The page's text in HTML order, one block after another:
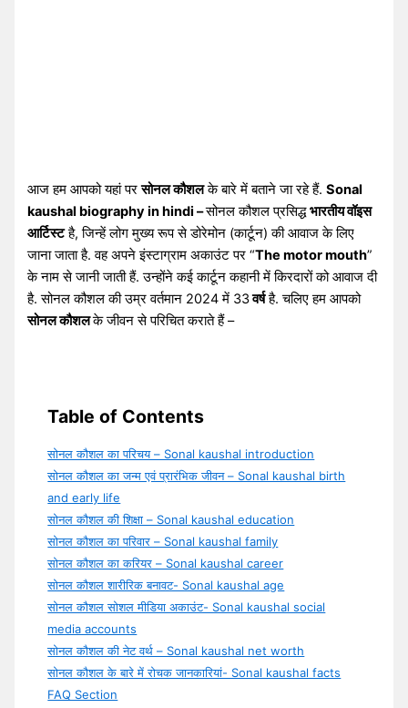
आज हम आपको यहां परसोनल कौशलके बारे में बताने जा रहे हैं.Sonal
kaushal biography in hindi –सोनल कौशल प्रसिद्धभारतीय वॉइस
आर्टिस्टहै, जिन्हें लोग मुख्य रूप से डोरेमोन (कार्टून) की आवाज के लिए
जाना जाता है. वह अपने इंस्टाग्राम अकाउंट पर “The motor mouth”
के नाम से जानी जाती हैं. उन्होंने कई कार्टून कहानी में किरदारों को आवाज दी
है. सोनल कौशल की उम्र वर्तमान 2024 में 33वर्षहै. चलिए हम आपको
सोनल कौशलके जीवन से परिचित कराते हैं –
Table of Contents
सोनल कौशल का परिचय – Sonal kaushal introduction
सोनल कौशल का जन्म एवं प्रारंभिक जीवन – Sonal kaushal birth
and early life
सोनल कौशल की शिक्षा – Sonal kaushal education
सोनल कौशल का परिवार – Sonal kaushal family
सोनल कौशल का करियर – Sonal kaushal career
सोनल कौशल शारीरिक बनावट- Sonal kaushal age
सोनल कौशल सोशल मीडिया अकाउंट- Sonal kaushal social
media accounts
सोनल कौशल की नेट वर्थ – Sonal kaushal net worth
सोनल कौशल के बारे में रोचक जानकारियां- Sonal kaushal facts
FAQ Section